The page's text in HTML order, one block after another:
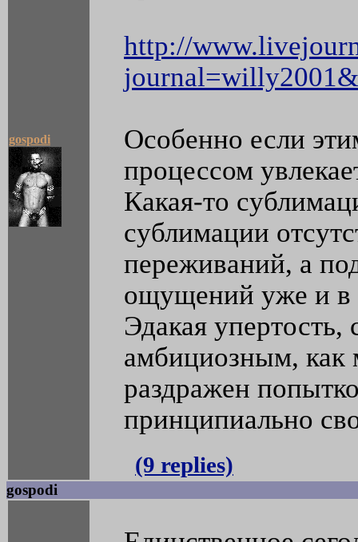
gospodi
http://
Особенно если
процессом
Какая-то
сублимации
переживаний, а
ощущений уже и в
Эдакая
амбициозным, как
раздражен
принципиально
(9 replies)
gospodi